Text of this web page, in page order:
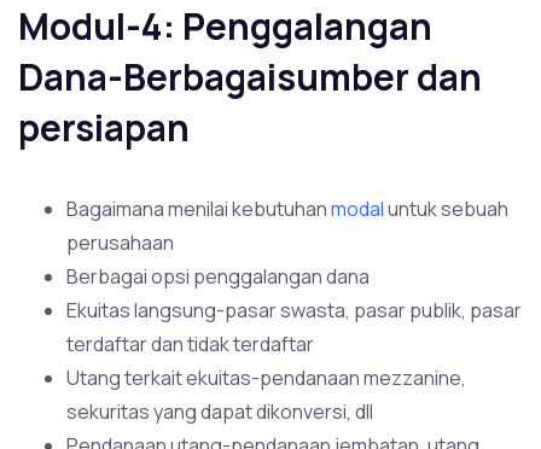
Modul-4: Penggalangan
Dana-Berbagaisumber dan
persiapan
Bagaimana menilai kebutuhanmodaluntuk sebuah
perusahaan
Berbagai opsi penggalangan dana
Ekuitas langsung-pasar swasta, pasar publik, pasar
terdaftar dan tidak terdaftar
Utang terkait ekuitas-pendanaan mezzanine,
sekuritas yang dapat dikonversi, dll